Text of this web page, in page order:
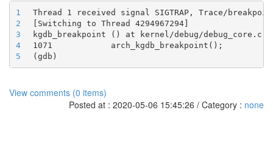
1
2
3
4
5
View comments (0 items)
Posted at : 2020-05-06 15:45:26 / Category : none